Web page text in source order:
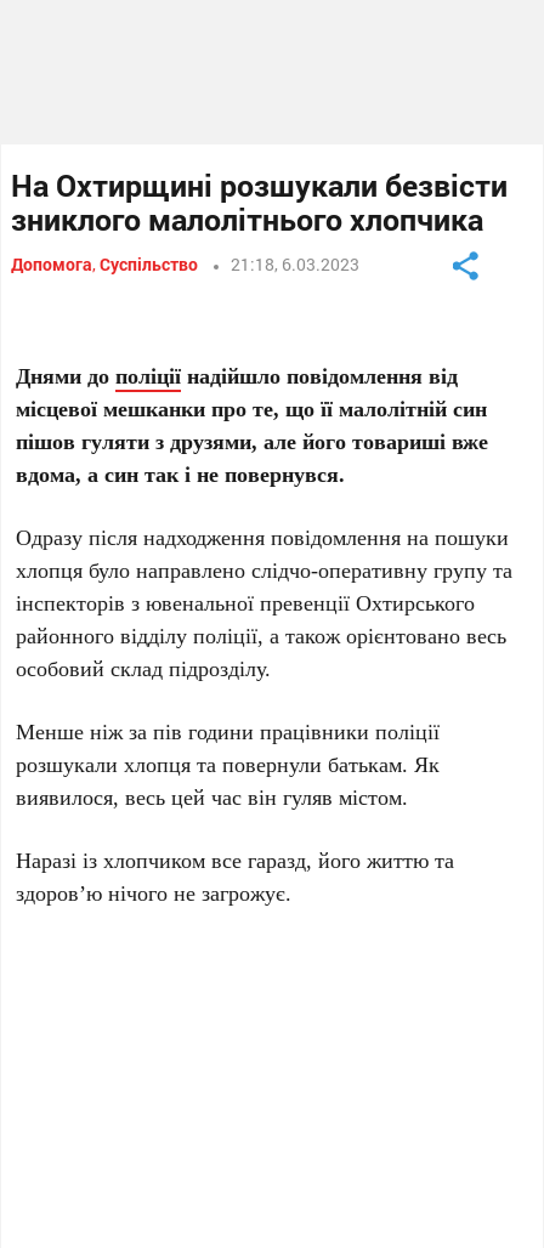
На Охтирщині розшукали безвісти
зниклого малолітнього хлопчика
Допомога,Суспільство 21:18, 6.03.2023
Днями дополіції надійшло повідомлення від
місцевої мешканки про те, що її малолітній син
пішов гуляти з друзями, але його товариші вже
вдома, а син так і не повернувся.
Одразу після надходження повідомлення на пошуки
хлопця було направлено слідчо-оперативну групу та
інспекторів з ювенальної превенції Охтирського
районного відділу поліції, а також орієнтовано весь
особовий склад підрозділу.
Менше ніж за пів години працівники поліції
розшукали хлопця та повернули батькам. Як
виявилося, весь цей час він гуляв містом.
Наразі із хлопчиком все гаразд, його життю та
здоров’ю нічого не загрожує.